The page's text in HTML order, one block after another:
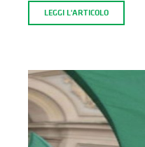
LEGGI L'ARTICOLO